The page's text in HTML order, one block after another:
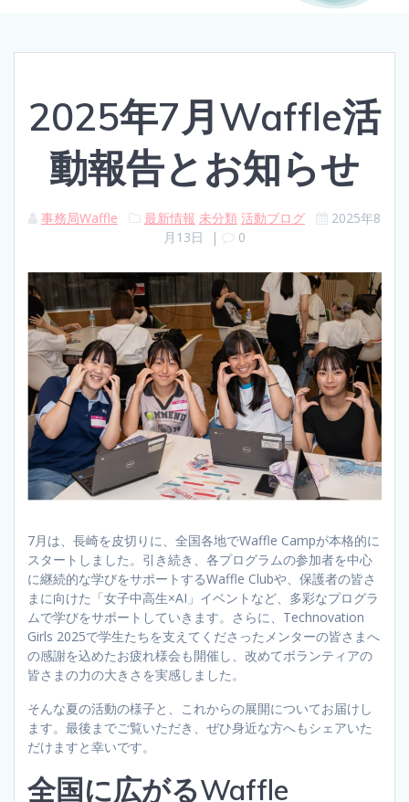
2025年7月Waffle活
動報告とお知らせ
事務局Waffle 最新情報 未分類 活動ブログ
2025年8
月13日
| 0
7月は、長崎を皮切りに、全国各地でWaffle Campが本格的に
スタートしました。引き続き、各プログラムの参加者を中心
に継続的な学びをサポートするWaffle Clubや、保護者の皆さ
まに向けた「女子中高生×AI」イベントなど、多彩なプログラ
ムで学びをサポートしていきます。さらに、Technovation
Girls 2025で学生たちを支えてくださったメンターの皆さまへ
の感謝を込めたお疲れ様会も開催し、改めてボランティアの
皆さまの力の大きさを実感しました。
そんな夏の活動の様子と、これからの展開についてお届けし
ます。最後までご覧いただき、ぜひ身近な方へもシェアいた
だけますと幸いです。
全国に広がるWaffle